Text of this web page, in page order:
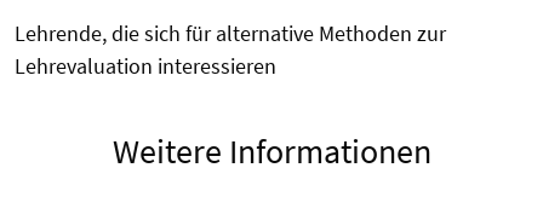
Lehrende, die sich für alternative Methoden zur
Lehrevaluation interessieren
Weitere Informationen